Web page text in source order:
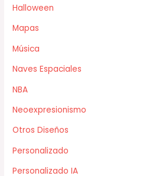
Halloween
Mapas
Música
Naves Espaciales
NBA
Neoexpresionismo
Otros Diseños
Personalizado
Personalizado IA